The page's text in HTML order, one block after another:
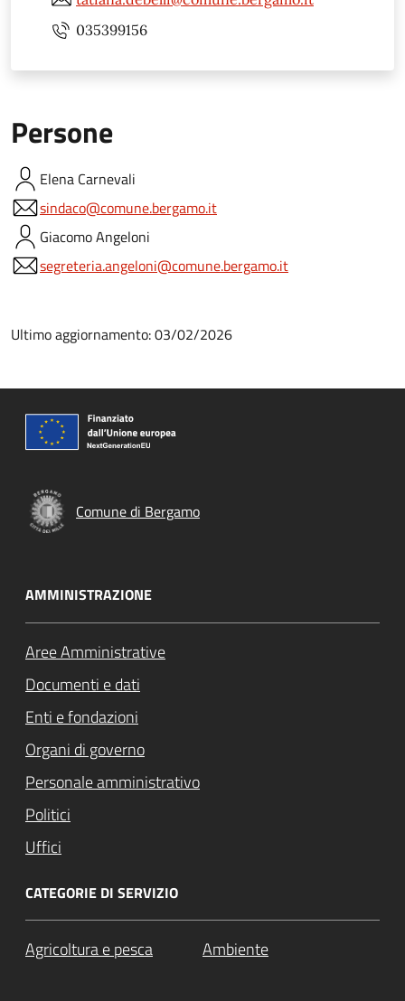
035399156
Persone
Elena Carnevali
sindaco@comune.bergamo.it
GiacomoAngeloni
segreteria.angeloni@comune.bergamo.it
Ultimo aggiornamento: 03/02/2026
Comune di Bergamo
AMMINISTRAZIONE
Aree Amministrative
Documenti e dati
Enti e fondazioni
Organi di governo
Personale amministrativo
Politici
Uffici
CATEGORIE DI SERVIZIO
Agricoltura e pesca Ambiente